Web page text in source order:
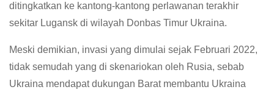
ditingkatkan ke kantong-kantong perlawanan terakhir
sekitar Lugansk di wilayah Donbas Timur Ukraina.
Meski demikian, invasi yang dimulai sejak Februari 2022,
tidak semudah yang di skenariokan oleh Rusia, sebab
Ukraina mendapat dukungan Barat membantu Ukraina